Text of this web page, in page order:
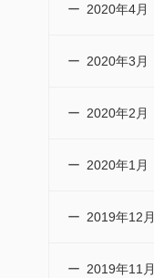
2020年4月
2020年3月
2020年2月
2020年1月
2019年12月
2019年11月